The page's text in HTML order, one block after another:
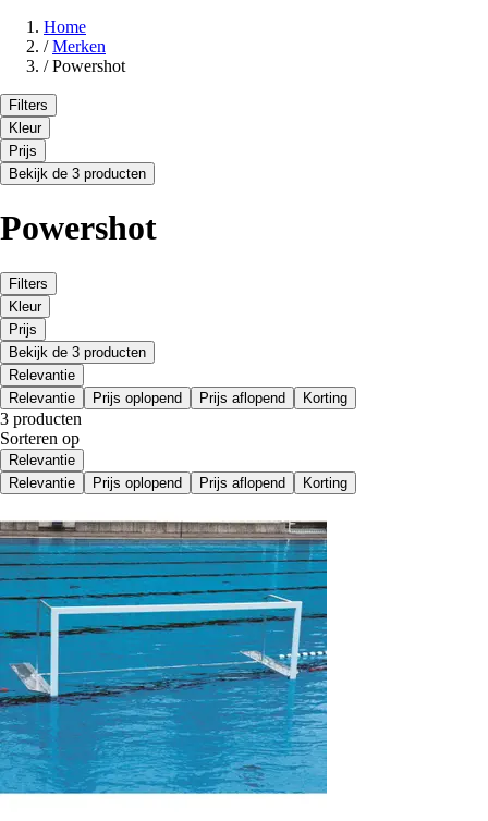
Home
/ Merken
/ Powershot
Filters
Kleur
Prijs
Bekijk de 3 producten
Powershot
Filters
Kleur
Prijs
Bekijk de 3 producten
Relevantie
Relevantie
Prijs oplopend Prijs aflopend Korting
3 producten
Sorteren op
Relevantie
Relevantie
Prijs oplopend Prijs aflopend Korting